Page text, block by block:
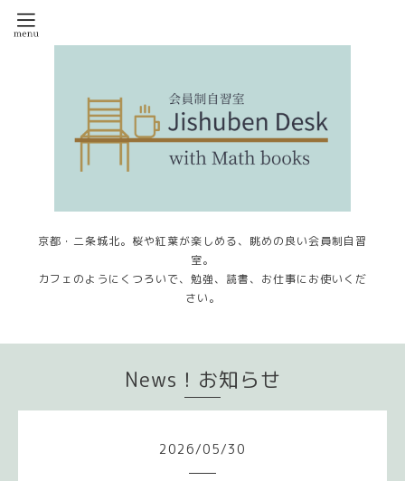
京都・二条城北。桜や紅葉が楽しめる、眺めの良い会員制自習
室。
カフェのようにくつろいで、勉強、読書、お仕事にお使いくだ
さい。
News！お知らせ
2026/05/30